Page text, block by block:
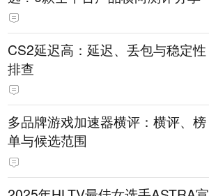
CS2延迟高：延迟、丢包与稳定性
排查
多品牌游戏加速器横评：横评、榜
单与候选范围